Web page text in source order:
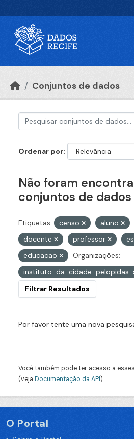
Conjuntos de dados
Ordenar por
Não foram
conjuntos de dados
Etiquetas: censo aluno
docente
professor
educacao
Organizações:
instituto-da-cidade-pelopidas-
Filtrar Resultados
Por favor tente uma nova
Você também pode ter acesso a
(veja Documentação da API).
O Portal